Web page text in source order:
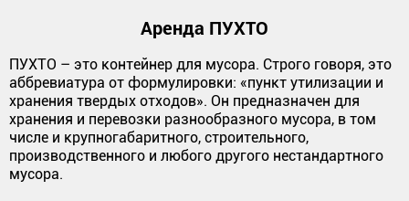
Аренда ПУХТО
ПУХТО – это контейнер для мусора. Строго говоря, это
аббревиатура от формулировки: «пункт утилизации и
хранения твердых отходов». Он предназначен для
хранения и перевозки разнообразного мусора, в том
числе и крупногабаритного, строительного,
производственного и любого другого нестандартного
мусора.